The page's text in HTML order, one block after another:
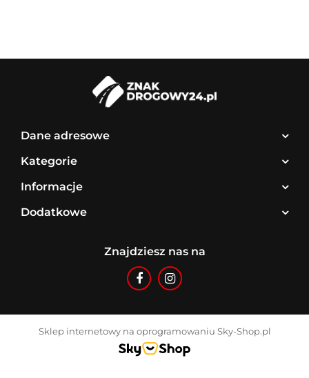
Dane adresowe
Kategorie
Informacje
Dodatkowe
Znajdziesz nas na
Sklep internetowy na oprogramowaniu Sky-Shop.pl